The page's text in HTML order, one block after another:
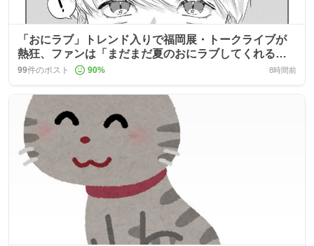
「おにラブ」トレンド入りで福岡展・トークライブが
熱狂、ファンは「まだまだ夏のおにラブしてくれる」
と歓喜
99件のポスト 90% 8時間前